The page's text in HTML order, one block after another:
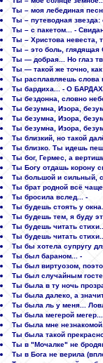
Ты – моя лебединая
Ты – путеводная
Ты – с пакетом... -
Ты – Христова невеста,
Ты – это боль, глядящая
Ты — добрая... Но глаз
Ты — такой же точно,
Ты pасплавляешь слова
Ты бардиха... - О БАРДАХ
Ты бездонна, словно
Ты безумна, Изора,
Ты безумна, Изора,
Ты безумна, Изора,
Ты близкий, но такой
Ты близко. Ты идешь
Ты бог, Гермес, а
Ты Богу отдашь корону
Ты большой и сильный,
Ты брат родной всё
Ты бросила вслед... -
Ты будешь стоять у
Ты будешь тем, я буду
Ты будешь читать
Ты будешь читать
Ты бы хотела супругу
Ты был бараном... -
Ты был виртуозом,
Ты был случайным
Ты была в ту ночь
Ты была далеко, а
Ты была ль у меня...
Ты была мегерой
Ты была мне
Ты была такой
Ты в "Мочалке" не
Ты в Бога не верила